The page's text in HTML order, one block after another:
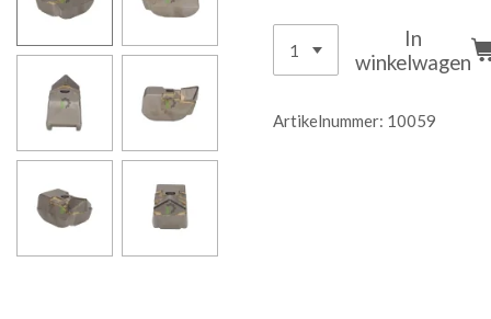
In
winkelwagen
Artikelnummer: 10059